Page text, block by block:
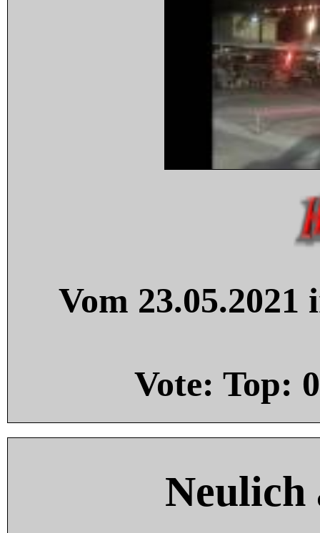
Vom
Vote: Top: 0
Neulich